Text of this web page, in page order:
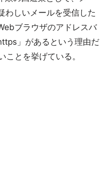
わしいメールを受信した
ブラウザのアドレスバ
」があるという理由だ
ことを挙げている。